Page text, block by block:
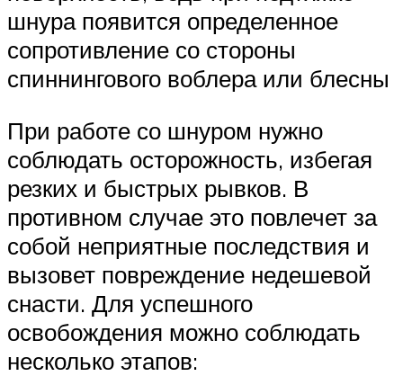
шнура появится определенное
сопротивление со стороны
спиннингового воблера или блесны
При работе со шнуром нужно
соблюдать осторожность, избегая
резких и быстрых рывков. В
противном случае это повлечет за
собой неприятные последствия и
вызовет повреждение недешевой
снасти. Для успешного
освобождения можно соблюдать
несколько этапов: